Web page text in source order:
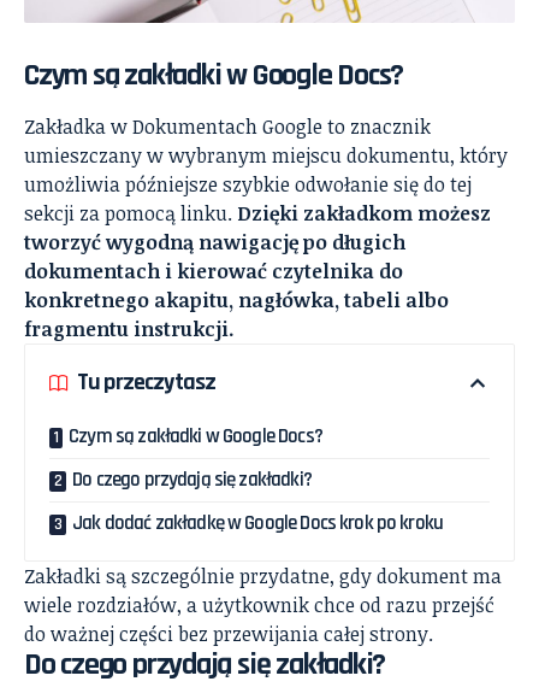
Czym są zakładki w Google Docs?
Zakładka w Dokumentach Google to znacznik
umieszczany w wybranym miejscu dokumentu, który
umożliwia późniejsze szybkie odwołanie się do tej
sekcji za pomocą linku. Dzięki zakładkom możesz
tworzyć wygodną nawigację po długich
dokumentach i kierować czytelnika do
konkretnego akapitu, nagłówka, tabeli albo
fragmentu instrukcji.
Tu przeczytasz
Czym są zakładki w Google Docs?
Do czego przydają się zakładki?
Jak dodać zakładkę w Google Docs krok po kroku
Zakładki są szczególnie przydatne, gdy dokument ma
wiele rozdziałów, a użytkownik chce od razu przejść
do ważnej części bez przewijania całej strony.
Do czego przydają się zakładki?